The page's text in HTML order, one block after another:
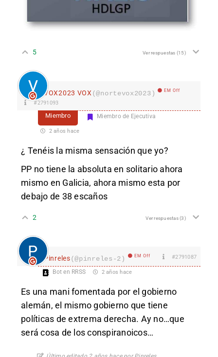
5 Ver respuestas (15)
VOX2023 VOX (@nortevox2023) EM Off
#2791093
Miembro Miembro de Ejecutiva
2 años hace
¿ Tenéis la misma sensación que yo?
PP no tiene la absoluta en solitario ahora
mismo en Galicia, ahora mismo esta por
debajo de 38 escaños
2 Ver respuestas(3)
Pinreles(@pinreles-2) EM Off #2791087
Bot en RRSS 2 años hace
Es una mani fomentada por el gobierno
alemán, el mismo gobierno que tiene
políticas de extrema derecha. Ay no…que
será cosa de los conspiranoicos…